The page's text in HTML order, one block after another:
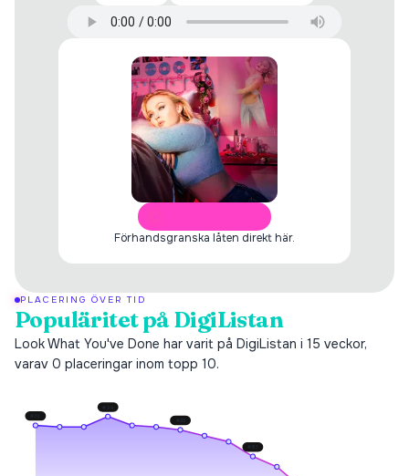
Förhandsgranska låten direkt här.
PLACERING ÖVER TID
Populäritet på DigiListan
Look What You've Done har varit på DigiListan i 15 veckor,
varav 0 placeringar inom topp 10.
#30
# 24
#33
# 51